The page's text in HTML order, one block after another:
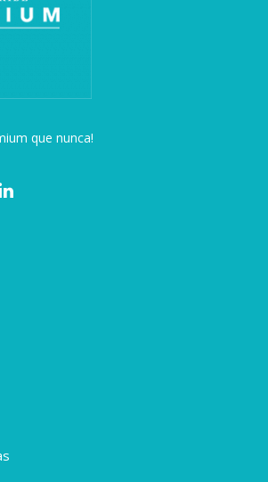
que nunca!